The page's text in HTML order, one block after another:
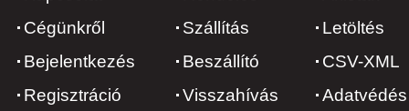
Cégünkről
Bejelentkezés
Regisztráció
Szállítás
Beszállító
Visszahívás
Letöltés
CSV-XML
Adatvédés